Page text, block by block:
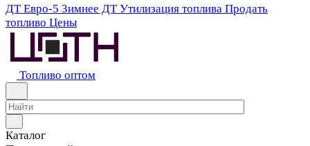
ДТ Евро-5 Зимнее ДТ Утилизация топлива Продать
топливо Цены
Топливо оптом
Каталог